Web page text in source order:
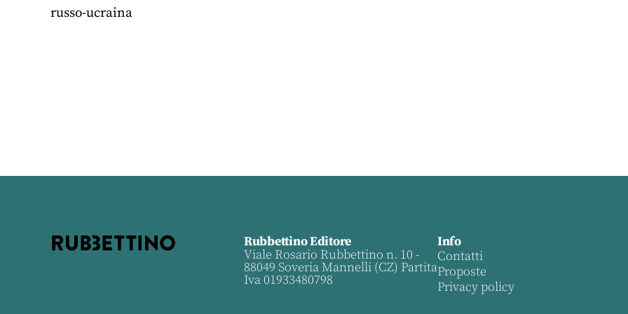
russo-ucraina
Rubbettino Editore
Viale Rosario Rubbettino n. 10 -
88049 Soveria Mannelli (CZ) Partita
Iva 01933480798
Info
Contatti
Proposte
Privacy policy